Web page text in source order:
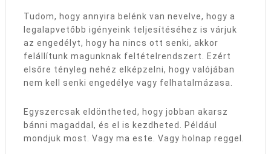
Tudom, hogy annyira belénk van nevelve, hogy a
legalapvetőbb igényeink teljesítéséhez is várjuk
az engedélyt, hogy ha nincs ott senki, akkor
felállítunk magunknak feltételrendszert. Ezért
elsőre tényleg nehéz elképzelni, hogy valójában
nem kell senki engedélye vagy felhatalmázasa.
Egyszercsak eldöntheted, hogy jobban akarsz
bánni magaddal, és el is kezdheted. Például
mondjuk most. Vagy ma este. Vagy holnap reggel.